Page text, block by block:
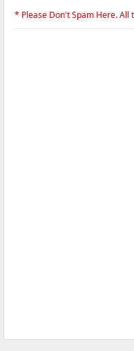
* Please Don't Spam Here. All